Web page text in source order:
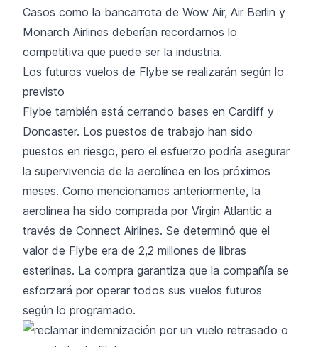
Casos como la bancarrota de Wow Air, Air Berlin y
Monarch Airlines deberían recordarnos lo
competitiva que puede ser la industria.
Los futuros vuelos de Flybe se realizarán según lo
previsto
Flybe también está cerrando bases en Cardiff y
Doncaster. Los puestos de trabajo han sido
puestos en riesgo, pero el esfuerzo podría asegurar
la supervivencia de la aerolínea en los próximos
meses. Como mencionamos anteriormente, la
aerolínea ha sido comprada por Virgin Atlantic a
través de Connect Airlines. Se determinó que el
valor de Flybe era de 2,2 millones de libras
esterlinas. La compra garantiza que la compañía se
esforzará por operar todos sus vuelos futuros
según lo programado.